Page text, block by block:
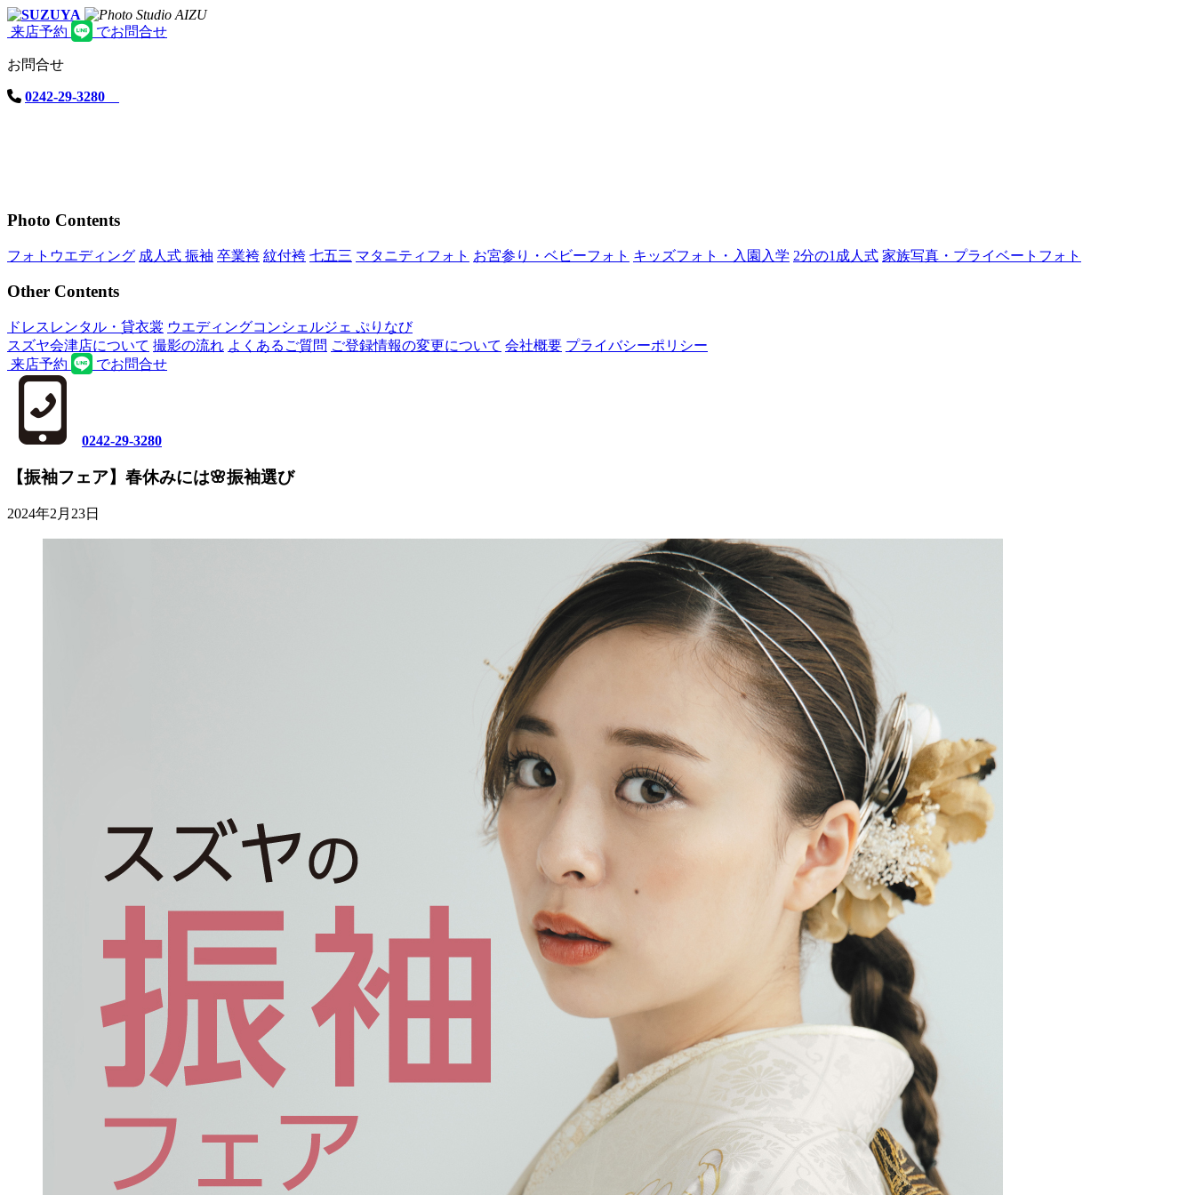
来店予約 でお問合せ
お問合せ
0242-29-3280
Photo Contents
フォトウエディング 成人式 振袖 卒業袴 紋付袴 七五三 マタニティフォト お宮参り・ベビーフォト キッズフォト・入園入学 2分の1成人式 家族写真・プライベートフォト
Other Contents
ドレスレンタル・貸衣裳 ウエディングコンシェルジェ ぷりなび
スズヤ会津店について 撮影の流れ よくあるご質問 ご登録情報の変更について 会社概要 プライバシーポリシー
来店予約
でお問合せ
0242-29-3280
【振袖フェア】春休みには🌸振袖選び
2024年2月23日